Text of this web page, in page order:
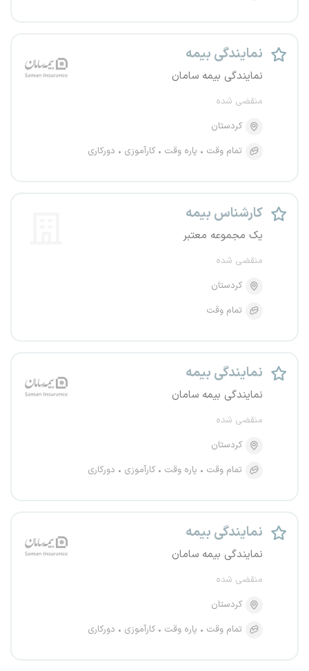
نمایندگی بیمه
نمایندگی بیمه سامان
منقضی شده
کردستان
تمام وقت
پاره وقت کارآموزی دورکاری
کارشناس بیمه
یک مجموعه معتبر
منقضی شده
کردستان
تمام وقت
نمایندگی بیمه
نمایندگی بیمه سامان
منقضی شده
کردستان
تمام وقت
پاره وقت کارآموزی دورکاری
نمایندگی بیمه
نمایندگی بیمه سامان
منقضی شده
کردستان
تمام وقت
پاره وقت کارآموزی دورکاری